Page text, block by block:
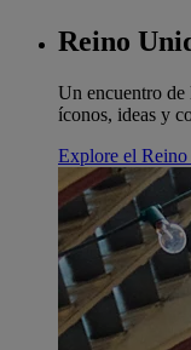
Reino
Un encuentro de
íconos, ideas y
Explore el